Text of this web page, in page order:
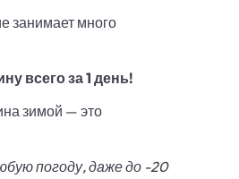
занимает много
всего за 1 день!
зимой — это
погоду, даже до -20